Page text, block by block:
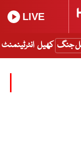
LIVE
جنگ کھیل انٹرٹینمنٹ